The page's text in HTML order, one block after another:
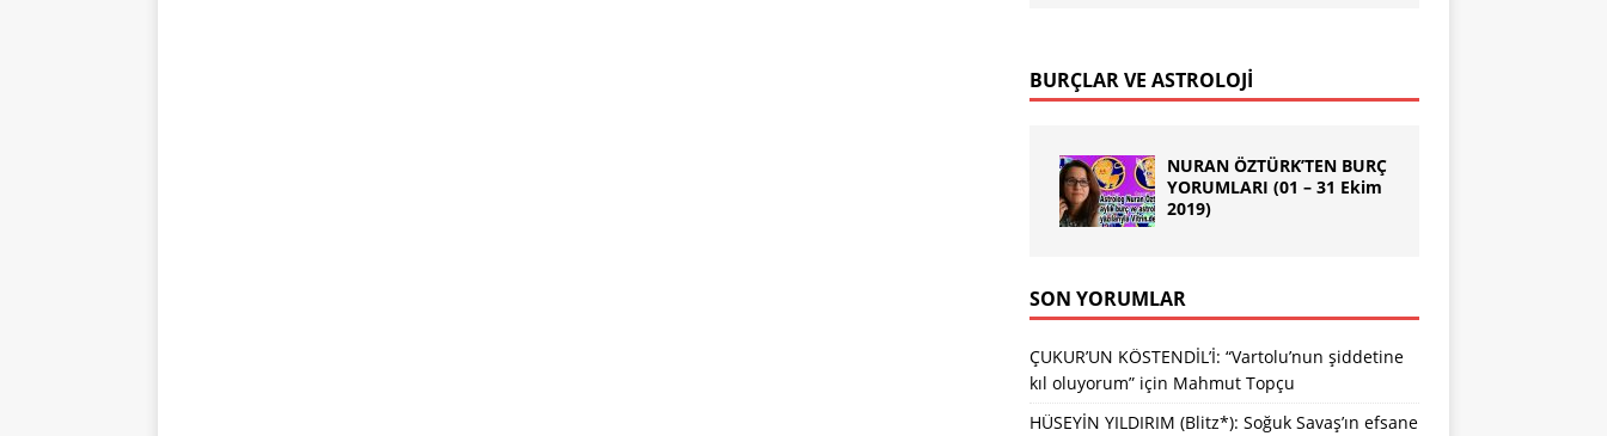
BURÇLAR VE ASTROLOJİ
NURAN ÖZTÜRK’TEN BURÇ
YORUMLARI (01 – 31 Ekim
2019)
SON YORUMLAR
ÇUKUR’UN KÖSTENDİL’İ: “Vartolu’nun şiddetine
kıl oluyorum”için Mahmut Topçu
HÜSEYİN YILDIRIM (Blitz*): Soğuk Savaş’ın efsane